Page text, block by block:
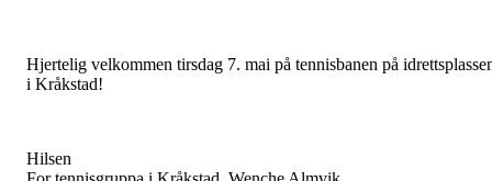
Hjertelig velkommen tirsdag 7. mai på tennisbanen på
i Kråkstad!
Hilsen